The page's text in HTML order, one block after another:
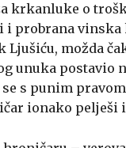
krkanluke o
probrana vinska
možda
unuka postavio
s punim
ionako pelješi